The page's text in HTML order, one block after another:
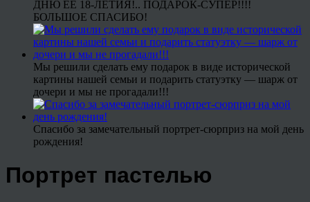
ДНЮ ЕЕ 18-ЛЕТИЯ!.. ПОДАРОК-СУПЕР!!!!
БОЛЬШОЕ СПАСИБО!
Мы решили сделать ему подарок в виде исторической
картины нашей семьи и подарить статуэтку — шарж от
дочери и мы не прогадали!!!
Спасибо за замечательный портрет-сюрприз на мой день
рождения!
Портрет пастелью